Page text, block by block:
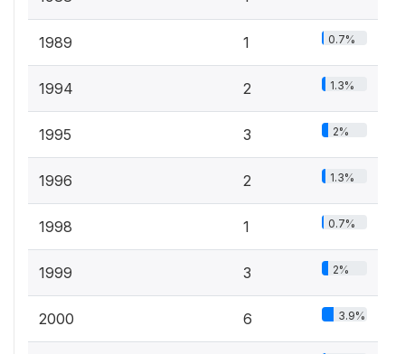
1989 1 0.7%
1994 2 1.3%
1995 3 2%
1996 2 1.3%
1998 1 0.7%
1999 3 2%
2000 6 3.9%